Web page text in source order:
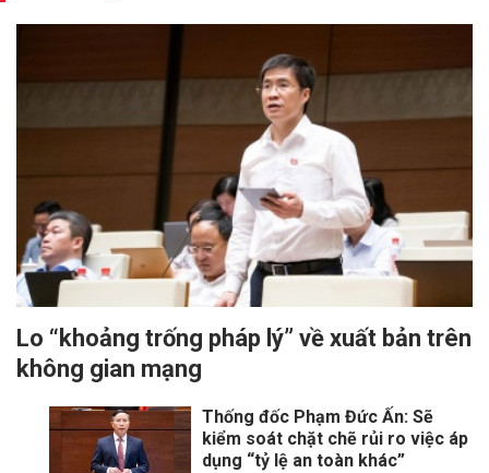
Lo “khoảng trống pháp lý” về xuất bản trên
không gian mạng
Thống đốc Phạm Đức Ấn: Sẽ
kiểm soát chặt chẽ rủi ro việc áp
dụng “tỷ lệ an toàn khác”